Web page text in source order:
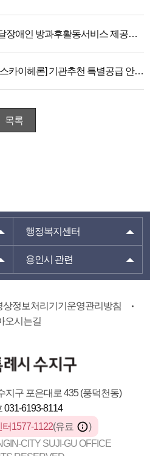
★2024년 발달장애인 방과후활동서비스 제공기관 지정현황
[더 플래티넘 스카이헤론] 기관추천 특별공급 안내문 1차변경안내
목록
행정복지센터
용인시 관련
상정보처리기기운영관리방침
오시는길
지구 포은대로 435 (풍덕천동)
031-6193-8114
1577-1122(유료
)
CITY SUJI-GU OFFICE